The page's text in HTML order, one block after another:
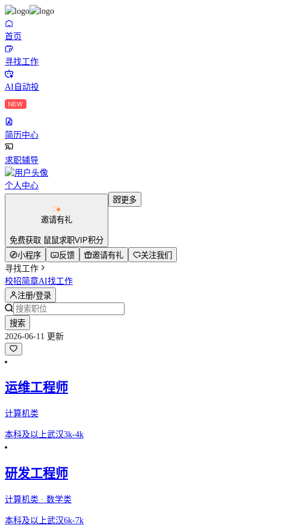
首页
寻找工作
AI自动投
简历中心
求职辅导
个人中心
邀请有礼
免费获取 鼠鼠求职VIP积分
更多
小程序 反馈 邀请有礼
关注我们
寻找工作
校招简章AI找工作
注册/登录
搜索
2026-06-11 更新
运维工程师
计算机类
本科及以上武汉3k-4k
研发工程师
计算机类 · 数学类
本科及以上武汉6k-7k